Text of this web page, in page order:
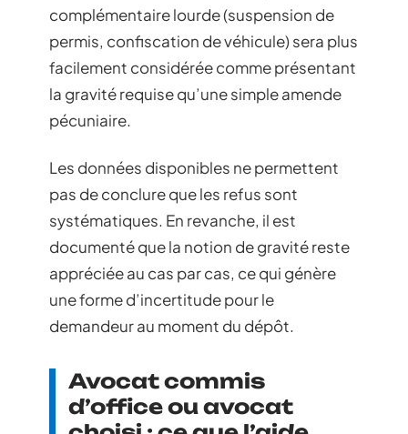
complémentaire lourde (suspension de
permis, confiscation de véhicule) sera plus
facilement considérée comme présentant
la gravité requise qu’une simple amende
pécuniaire.
Les données disponibles ne permettent
pas de conclure que les refus sont
systématiques. En revanche, il est
documenté que la notion de gravité reste
appréciée au cas par cas, ce qui génère
une forme d’incertitude pour le
demandeur au moment du dépôt.
Avocat commis
d’office ou avocat